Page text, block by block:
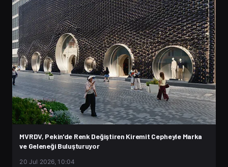
MVRDV, Pekin'de Renk Değiştiren Kiremit Cepheyle Marka
ve Geleneği Buluşturuyor
20 Jul 2026, 10:04